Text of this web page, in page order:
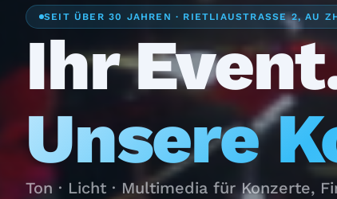
SEIT ÜBER 30 JAHREN · RIETLIAUSTRASSE 2, AU
Ihr
Unsere
Ton · Licht · Multimedia für Konzerte,